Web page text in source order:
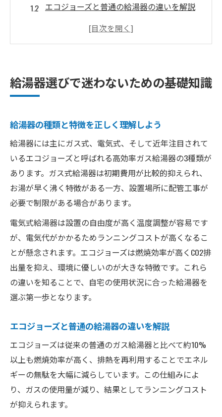
エコジョーズと普通の給湯器の違いを解説
給湯器選びで重視すべきポイントとは
エコジョーズならではの節約ポイント
エコジョーズ導入でガス代が安くなる仕組
み
エコジョーズの節約効果と家計へのメリッ
ト
エコジョーズと他給湯器のランニングコス
ト比較
エコジョーズのデメリットも事前に押さえ
よう
お得度で比較するふろ給湯器の選び方
ふろ給湯器とエコジョーズの費用対効果を
比較
給湯器の初期費用とランニングコストを検
家庭状況別に合う給湯器の選び方を解説
エコジョーズの選択で得する家庭の条件と
は
ふろ給湯器選びで損しないコツと注意点
後悔しないために知りたいエコジョーズの実際
給湯器選びで迷わないための基礎知識
給湯器の種類と特徴を正しく理解しよう
給湯器には主にガス式、電気式、そして近年注目されて
いるエコジョーズと呼ばれる高効率ガス給湯器の3種類が
あります。ガス式給湯器は初期費用が比較的抑えられ、
お湯が早く沸く特徴がある一方、設置場所に配管工事が
必要で制限がある場合があります。
電気式給湯器は設置の自由度が高く温度調整が容易です
が、電気代がかかるためランニングコストが高くなるこ
とが懸念されます。エコジョーズは燃焼効率が高くCO2排
出量を抑え、環境に優しいのが大きな特徴です。これら
の違いを知ることで、自宅の使用状況に合った給湯器を
選ぶ第一歩となります。
エコジョーズと普通の給湯器の違いを解説
エコジョーズは従来の普通のガス給湯器と比べて約10%
以上も燃焼効率が高く、排熱を再利用することでエネル
ギーの無駄を大幅に減らしています。この仕組みによ
り、ガスの使用量が減り、結果としてランニングコスト
が抑えられます。